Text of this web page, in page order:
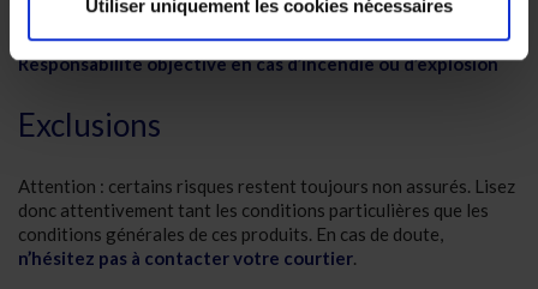
Utiliser uniquement les cookies nécessaires
Vous trouverez ici toutes les informations sur VIVIUM
Responsabilité objective en cas d’incendie ou d’explosion
Exclusions
Attention : certains risques restent toujours non assurés. Lisez
donc attentivement tant les conditions particulières que les
conditions générales de ces produits. En cas de doute,
n’hésitez pas à contacter votre courtier.